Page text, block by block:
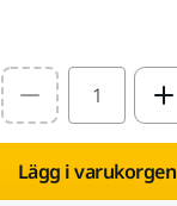
Select quantity value
Lägg i varukorgen